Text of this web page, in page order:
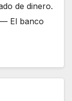
de dinero.
El banco